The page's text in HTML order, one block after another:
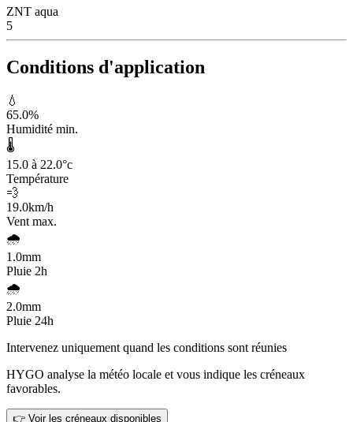
ZNT aqua
5
Conditions d'application
💧
65.0%
Humidité min.
🌡️
15.0 à 22.0°c
Température
💨
19.0km/h
Vent max.
🌧️
1.0mm
Pluie 2h
🌧️
2.0mm
Pluie 24h
Intervenez uniquement quand les conditions sont réunies
HYGO analyse la météo locale et vous indique les créneaux
favorables.
👉 Voir les créneaux disponibles